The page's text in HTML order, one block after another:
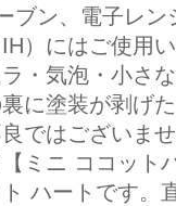
ブン、電子レ
）にはご使用
・気泡・小さ
に塗装が剥げ
ではございま
ミニ ココット
ハートです。